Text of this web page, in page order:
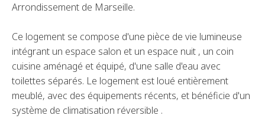
Arrondissement de Marseille.
Ce logement se compose d'une pièce de vie lumineuse
intégrant un espace salon et un espace nuit , un coin
cuisine aménagé et équipé, d'une salle d'eau avec
toilettes séparés. Le logement est loué entièrement
meublé, avec des équipements récents, et bénéficie d'un
système de climatisation réversible .